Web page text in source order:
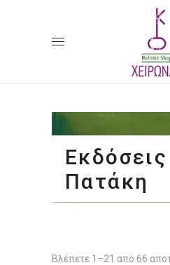
Εκδόσεις
Πατάκη
Βλέπετε 1–21 από 66